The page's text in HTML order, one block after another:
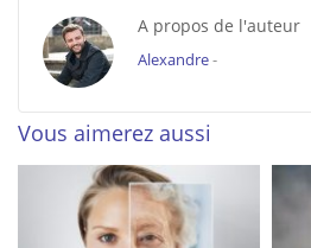
A propos de l'auteur
Alexandre-
Vous aimerez aussi